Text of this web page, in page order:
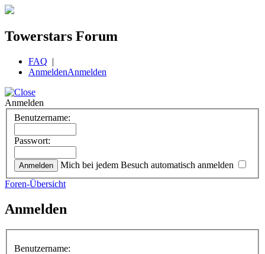
Towerstars Forum
FAQ |
AnmeldenAnmelden
Anmelden
Benutzername:
Passwort:
Mich bei jedem Besuch automatisch anmelden
Foren-Übersicht
Anmelden
Benutzername: